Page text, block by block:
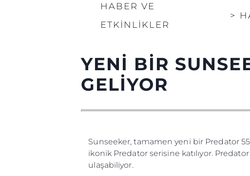
HABER VE
ETKINLIKLER
>
YENİ BİR
GELİYOR
Sunseeker, tamamen yeni bir Predator
ikonik Predator serisine katılıyor.
ulaşabiliyor.